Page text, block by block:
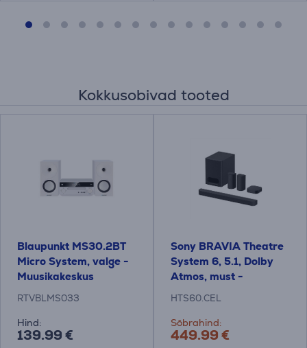
Kokkusobivad tooted
Blaupunkt MS30.2BT
Micro System, valge -
Muusikakeskus
RTVBLMS033
Hind:
139.99 €
Sony BRAVIA Theatre
System 6, 5.1, Dolby
Atmos, must -
Kodukinosüsteem
HTS60.CEL
Sõbrahind:
449.99 €